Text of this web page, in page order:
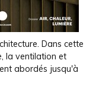
Dans cette
la ventilation et
abordés jusqu'à